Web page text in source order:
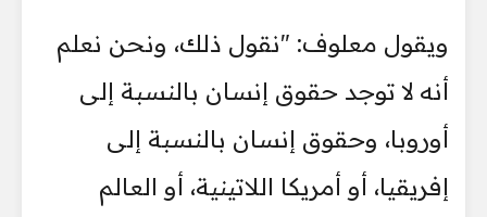
ويقول معلوف: "نقول ذلك، ونحن نعلم
أنه لا توجد حقوق إنسان بالنسبة إلى
أوروبا، وحقوق إنسان بالنسبة إلى
إفريقيا، أو أمريكا اللاتينية، أو العالم